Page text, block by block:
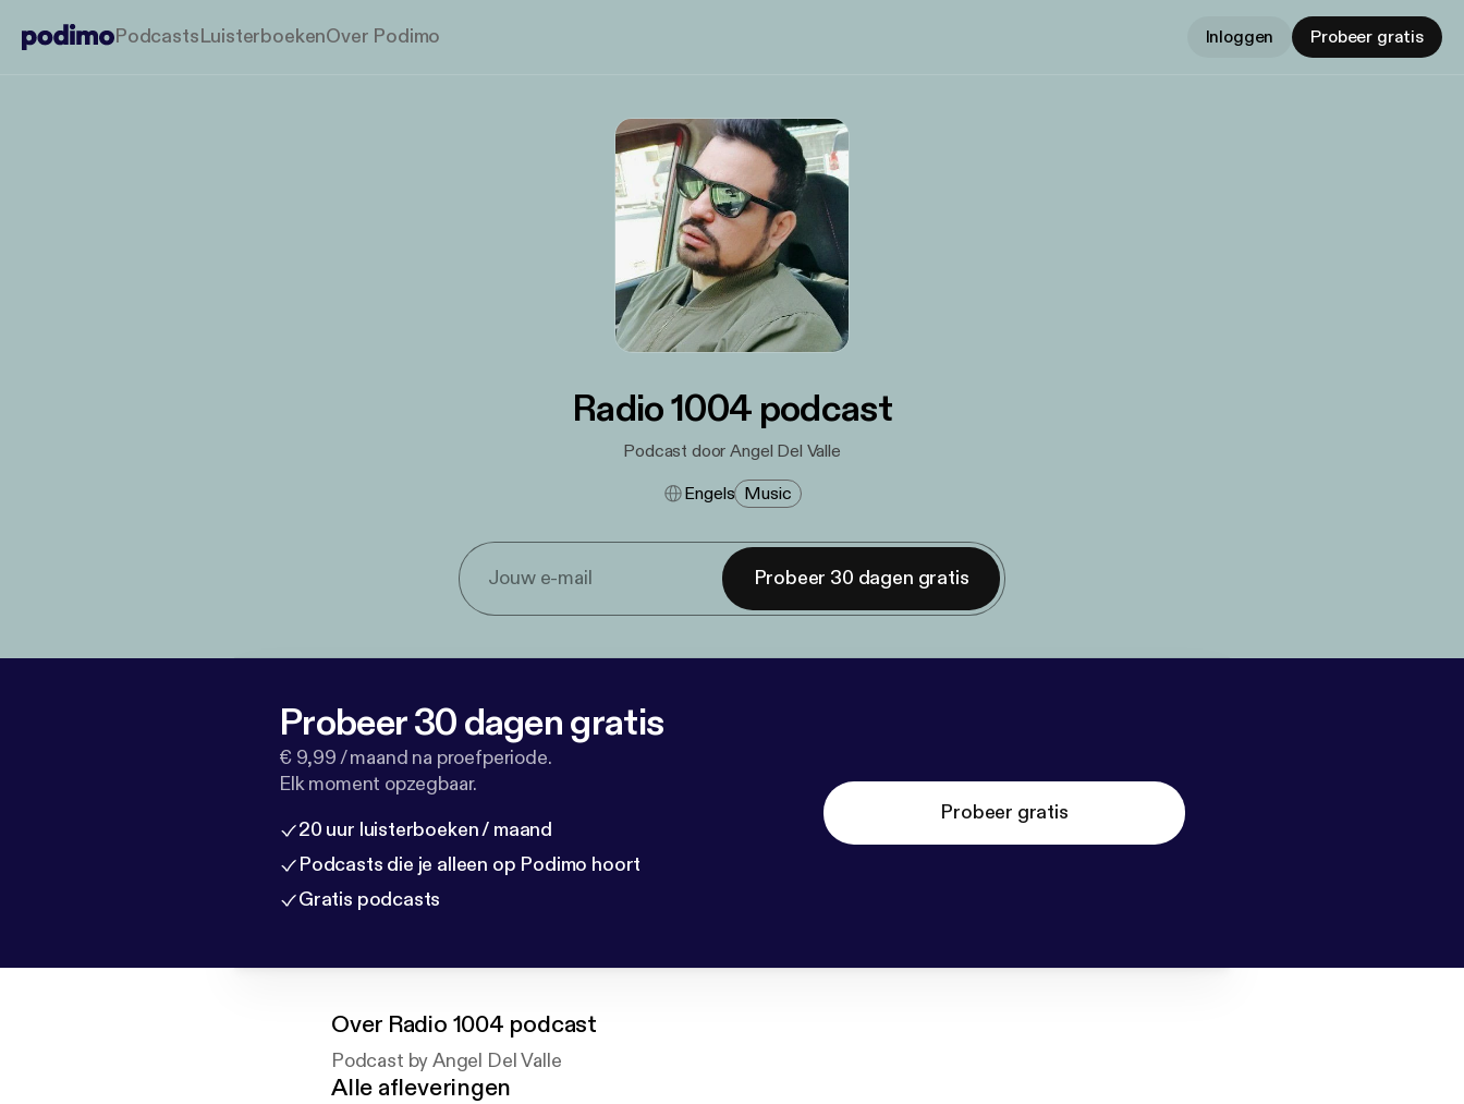
PodcastsLuisterboekenOver Podimo Inloggen Probeer gratis
Radio 1004 podcast
Podcast door Angel Del Valle
Engels Music
Probeer 30 dagen gratis
Probeer 30 dagen gratis
€ 9,99 / maand na proefperiode.
Elk moment opzegbaar.
20 uur luisterboeken / maand
Podcasts die je alleen op Podimo hoort
Gratis podcasts
Probeer gratis
Over Radio 1004 podcast
Podcast by Angel Del Valle
Alle afleveringen